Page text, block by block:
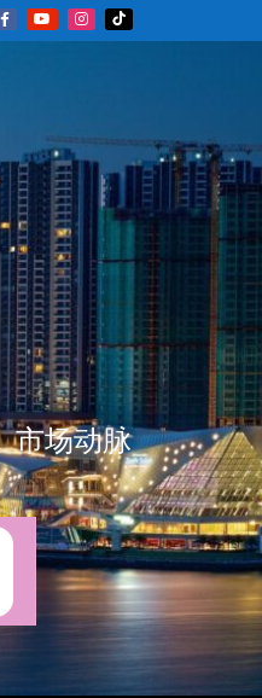
市场动脉